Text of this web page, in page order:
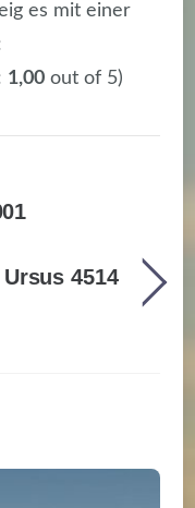
es mit einer
1,00 out of 5)
Ursus 4514